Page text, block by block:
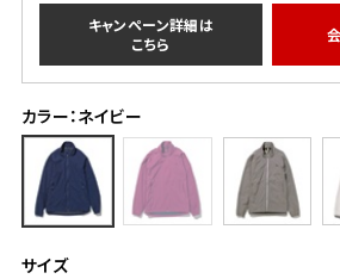
キャンペーン詳細は
こちら
カラー：ネイビー
サイズ